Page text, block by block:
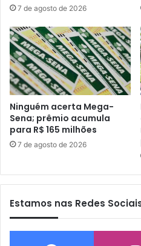
7 de agosto de 2026
Ninguém acerta Mega-
Sena; prêmio acumula
para R$ 165 milhões
7 de agosto de 2026
Estamos nas Redes